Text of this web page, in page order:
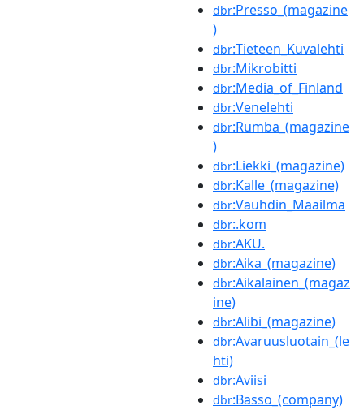
dbr:Presso_(magazine
)
dbr:Tieteen_Kuvalehti
dbr:Mikrobitti
dbr:Media_of_Finland
dbr:Venelehti
dbr:Rumba_(magazine
)
dbr:Liekki_(magazine)
dbr:Kalle_(magazine)
dbr:Vauhdin_Maailma
dbr:.kom
dbr:AKU.
dbr:Aika_(magazine)
dbr:Aikalainen_(magaz
ine)
dbr:Alibi_(magazine)
dbr:Avaruusluotain_(le
hti)
dbr:Aviisi
dbr:Basso_(company)